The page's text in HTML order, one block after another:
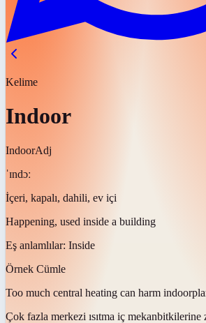
Kelime
Indoor
IndoorAdj
ˈɪndɔː
İçeri, kapalı, dahili, ev içi
Happening, used inside a building
Eş anlamlılar: Inside
Örnek Cümle
Too much central heating can harm indoor
Çok fazla merkezi ısıtma iç mekanbitkilerine